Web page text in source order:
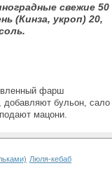
свежие 50
(Кинза, укроп) 20,
фарш
добавляют бульон, сало
мацони.
Люля-кебаб